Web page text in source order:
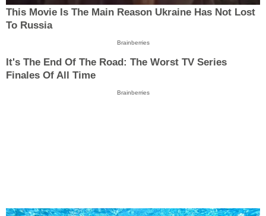
This Movie Is The Main Reason Ukraine Has Not Lost
To Russia
Brainberries
It's The End Of The Road: The Worst TV Series
Finales Of All Time
Brainberries